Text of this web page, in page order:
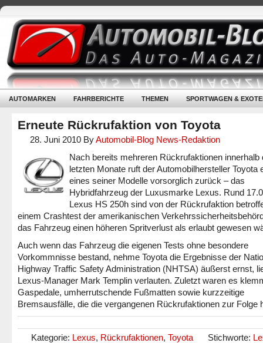
AUTOMARKEN FAHRBERICHTE THEMEN SPORTWAGEN &
Erneute Rückrufaktion von Toyota
28. Juni 2010 ByAutomobil-Blog News-Redaktion
Nach bereits mehreren Rückrufaktionen innerhalb
letzten Monate ruft der Automobilhersteller Toyota
eines seiner Modelle vorsorglich zurück – das
Hybridfahrzeug der Luxusmarke Lexus. Rund
Lexus HS 250h sind von der Rückrufaktion
einem Crashtest der amerikanischen
das Fahrzeug einen höheren Spritverlust als erlaubt gewesen
Auch wenn das Fahrzeug die eigenen Tests ohne besondere
Vorkommnisse bestand, nehme Toyota die Ergebnisse der
Highway Traffic Safety Administration (NHTSA) äußerst ernst,
Lexus-Manager Mark Templin verlauten. Zuletzt waren es
Gaspedale, umherrutschende Fußmatten sowie kurzzeitige
Bremsausfälle, die die vergangenen Rückrufaktionen zur Folge
Kategorie: Lexus, Rückrufaktionen, Toyota Stichworte: